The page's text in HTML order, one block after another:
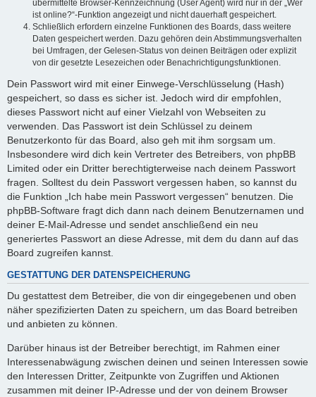
übermittelte Browser-Kennzeichnung (User Agent) wird nur in der „Wer
ist online?“-Funktion angezeigt und nicht dauerhaft gespeichert.
Schließlich erfordern einzelne Funktionen des Boards, dass weitere
Daten gespeichert werden. Dazu gehören dein Abstimmungsverhalten
bei Umfragen, der Gelesen-Status von deinen Beiträgen oder explizit
von dir gesetzte Lesezeichen oder Benachrichtigungsfunktionen.
Dein Passwort wird mit einer Einwege-Verschlüsselung (Hash)
gespeichert, so dass es sicher ist. Jedoch wird dir empfohlen,
dieses Passwort nicht auf einer Vielzahl von Webseiten zu
verwenden. Das Passwort ist dein Schlüssel zu deinem
Benutzerkonto für das Board, also geh mit ihm sorgsam um.
Insbesondere wird dich kein Vertreter des Betreibers, von phpBB
Limited oder ein Dritter berechtigterweise nach deinem Passwort
fragen. Solltest du dein Passwort vergessen haben, so kannst du
die Funktion „Ich habe mein Passwort vergessen“ benutzen. Die
phpBB-Software fragt dich dann nach deinem Benutzernamen und
deiner E-Mail-Adresse und sendet anschließend ein neu
generiertes Passwort an diese Adresse, mit dem du dann auf das
Board zugreifen kannst.
GESTATTUNG DER DATENSPEICHERUNG
Du gestattest dem Betreiber, die von dir eingegebenen und oben
näher spezifizierten Daten zu speichern, um das Board betreiben
und anbieten zu können.
Darüber hinaus ist der Betreiber berechtigt, im Rahmen einer
Interessenabwägung zwischen deinen und seinen Interessen sowie
den Interessen Dritter, Zeitpunkte von Zugriffen und Aktionen
zusammen mit deiner IP-Adresse und der von deinem Browser